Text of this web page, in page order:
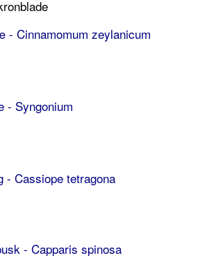
- Cinnamomum zeylanicum
- Syngonium
- Cassiope tetragona
- Capparis spinosa